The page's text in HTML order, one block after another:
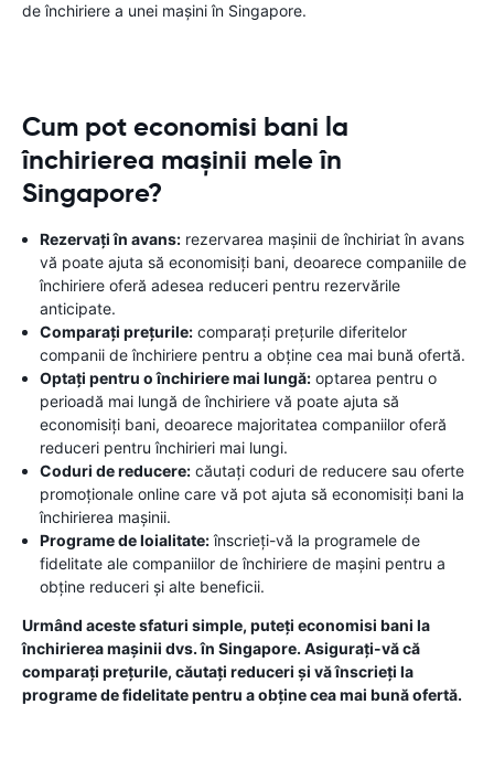
de închiriere a unei mașini în Singapore.
Cum pot economisi bani la
închirierea mașinii mele în
Singapore?
Rezervați în avans: rezervarea mașinii de închiriat în avans
vă poate ajuta să economisiți bani, deoarece companiile de
închiriere oferă adesea reduceri pentru rezervările
anticipate.
Comparați prețurile: comparați prețurile diferitelor
companii de închiriere pentru a obține cea mai bună ofertă.
Optați pentru o închiriere mai lungă: optarea pentru o
perioadă mai lungă de închiriere vă poate ajuta să
economisiți bani, deoarece majoritatea companiilor oferă
reduceri pentru închirieri mai lungi.
Coduri de reducere: căutați coduri de reducere sau oferte
promoționale online care vă pot ajuta să economisiți bani la
închirierea mașinii.
Programe de loialitate:înscrieți-vă la programele de
fidelitate ale companiilor de închiriere de mașini pentru a
obține reduceri și alte beneficii.
Urmând aceste sfaturi simple, puteți economisi bani la
închirierea mașinii dvs. în Singapore. Asigurați-vă că
comparați prețurile, căutați reduceri și vă înscrieți la
programe de fidelitate pentru a obține cea mai bună ofertă.